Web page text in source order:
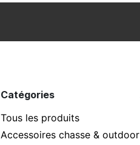
Catégories
Tous les produits
Accessoires chasse & outdoor